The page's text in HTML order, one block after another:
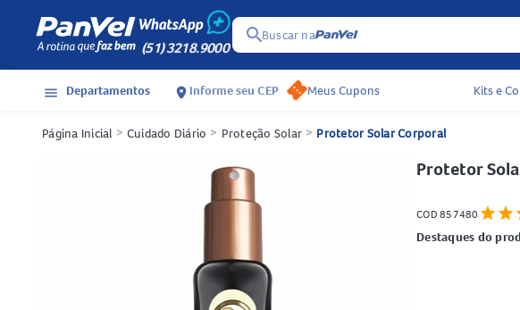
(51) 3218.9000
searchBuscar na
menu Departamentos location_on Informe seu CEP Meus Cupons Kits e
Página Inicial > Cuidado Diário > Proteção Solar > Protetor Solar Corporal
Protetor
COD 857480 starstar
Destaques do